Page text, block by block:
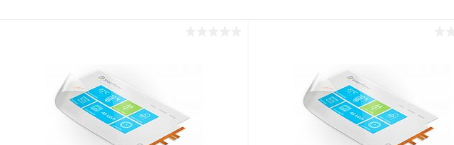
Купить в 1 клик
В избранное Под заказ
Купить в 1 клик
В избранное Под заказ